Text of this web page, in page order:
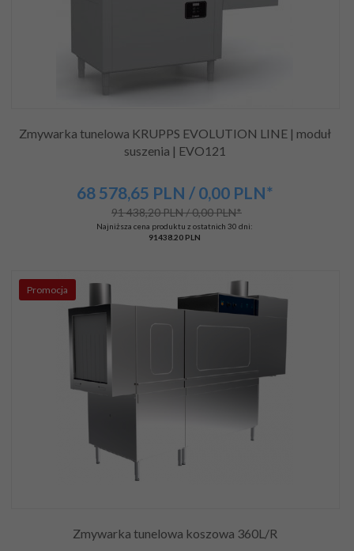
Zmywarka tunelowa KRUPPS EVOLUTION LINE | moduł
suszenia | EVO121
68 578,65 PLN / 0,00 PLN*
91 438,20 PLN / 0,00 PLN*
Najniższa cena produktu z ostatnich 30 dni:
91438.20 PLN
Promocja
Zmywarka tunelowa koszowa 360L/R